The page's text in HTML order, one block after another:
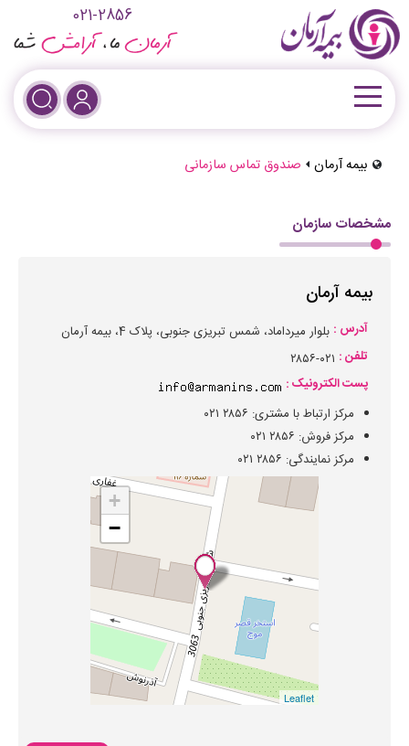
021-2856
بیمه آرمان صندوق تماس سازمانی
مشخصات سازمان
بیمه آرمان
آدرس : بلوار میرداماد، شمس تبریزی جنوبی، پلاک 4، بیمه آرمان
تلفن : ۲۸۵۶-۰۲۱
پست الکترونیک :
مرکز ارتباط با مشتری: ۲۸۵۶ ۰۲۱
مرکز فروش: ۲۸۵۶ ۰۲۱
مرکز نمایندگی: ۲۸۵۶ ۰۲۱
+
−
Leaflet